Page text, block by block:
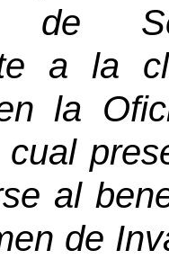
de
a la
la
al
de